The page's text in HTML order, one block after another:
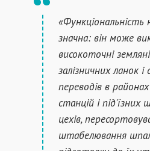
«Функціональність
значна: він може
високоточні
залізничних ланок і
переводів в
станцій і під'їзних
цехів,
штабелювання